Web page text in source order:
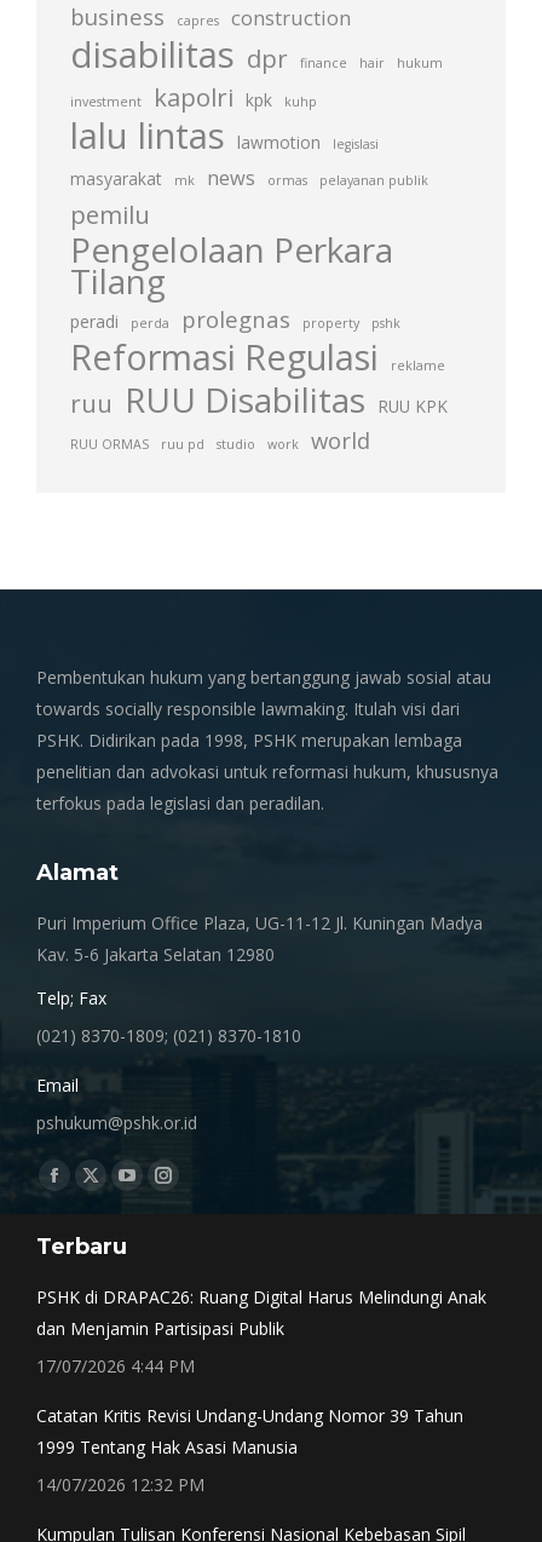
business capres construction
disabilitas dpr finance hair hukum
investment kapolri kpk kuhp
lalu lintas lawmotion legislasi
masyarakat mk news ormas pelayanan publik
pemilu
Pengelolaan Perkara
Tilang
peradi perda prolegnas property pshk
Reformasi Regulasi reklame
ruu RUU Disabilitas RUU KPK
RUU ORMAS ruu pd studio work world
Pembentukan hukum yang bertanggung jawab sosial atau
towards socially responsible lawmaking. Itulah visi dari
PSHK. Didirikan pada 1998, PSHK merupakan lembaga
penelitian dan advokasi untuk reformasi hukum, khususnya
terfokus pada legislasi dan peradilan.
Alamat
Puri Imperium Office Plaza, UG-11-12 Jl. Kuningan Madya
Kav. 5-6 Jakarta Selatan 12980
Telp; Fax
(021) 8370-1809; (021) 8370-1810
Email
pshukum@pshk.or.id
Find us on:
Facebook
opens
window
X
opens
window
YouTube
opens
Instagram
window
Terbaru
PSHK di DRAPAC26: Ruang Digital Harus Melindungi Anak
dan Menjamin Partisipasi Publik
17/07/2026 4:44 PM
Catatan Kritis Revisi Undang-Undang Nomor 39 Tahun
1999 Tentang Hak Asasi Manusia
14/07/2026 12:32 PM
Kumpulan Tulisan Konferensi Nasional Kebebasan Sipil